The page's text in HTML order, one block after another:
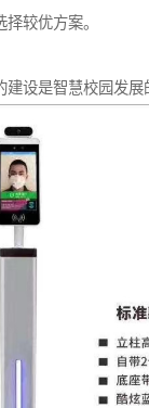
较优方案。
设是智慧校园发展